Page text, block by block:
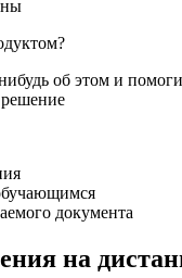
об этом и
документа
на